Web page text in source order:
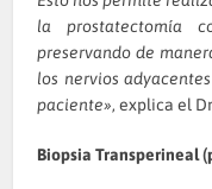
la prostatectomía
preservando de
los nervios
paciente», explica el
Biopsia Transperineal